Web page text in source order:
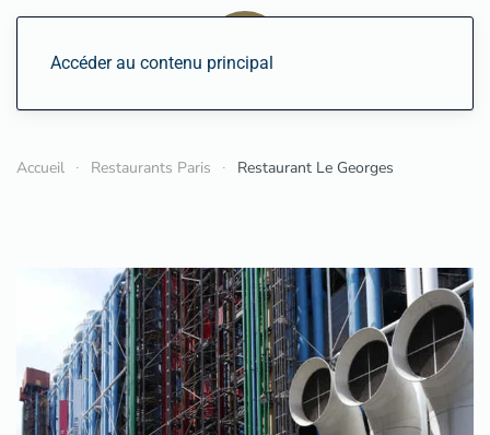
Accéder au contenu principal
Accueil Restaurants Paris Restaurant Le Georges